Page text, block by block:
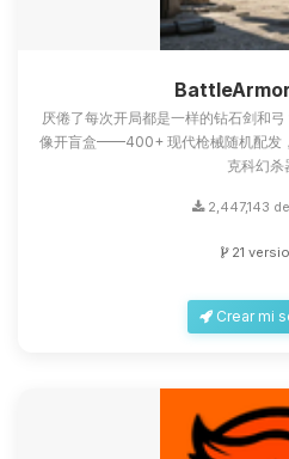
厌倦了每次开局都是一样的钻石剑和
像开盲盒——400+ 现代枪械随机配发
克科幻杀
2,447,143
21
Crear mi
hablar! Soy
asistente de
pequenos
06/08/2026 13:28